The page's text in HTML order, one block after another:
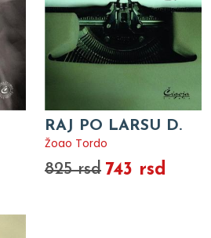
RAJ PO LARSU D.
Žoao Tordo
825 rsd 743 rsd